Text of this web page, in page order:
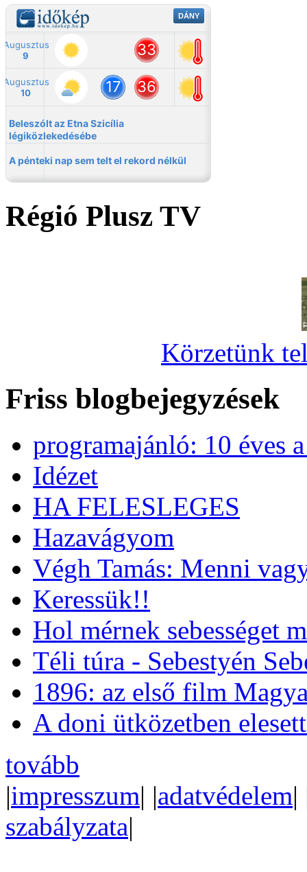
Régió Plusz TV
Körzetünk
Friss blogbejegyzések
programajánló: 10 éves
Idézet
HA FELESLEGES
Hazavágyom
Végh Tamás: Menni
Keressük!!
Hol mérnek sebességet
Téli túra - Sebestyén
1896: az első film
A doni ütközetben
tovább
|impresszum| |adatvédelem|
szabályzata|